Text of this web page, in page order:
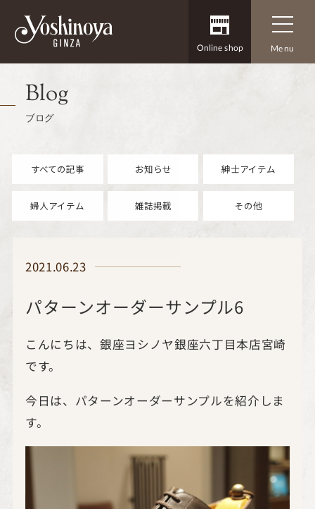
Online shop Menu
Blog
ブログ
すべての記事 お知らせ 紳士アイテム
婦人アイテム 雑誌掲載 その他
2021.06.23
パターンオーダーサンプル6
こんにちは、銀座ヨシノヤ銀座六丁目本店宮崎
です。
今日は、パターンオーダーサンプルを紹介しま
す。